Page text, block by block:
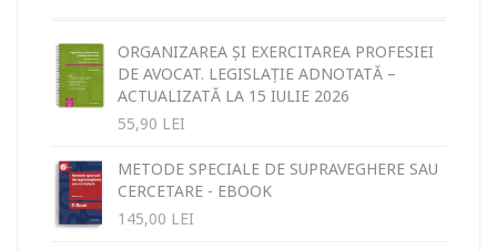
ORGANIZAREA ȘI EXERCITAREA PROFESIEI
DE AVOCAT. LEGISLAȚIE ADNOTATĂ –
ACTUALIZATĂ LA 15 IULIE 2026
55,90 LEI
METODE SPECIALE DE SUPRAVEGHERE SAU
CERCETARE - EBOOK
145,00 LEI